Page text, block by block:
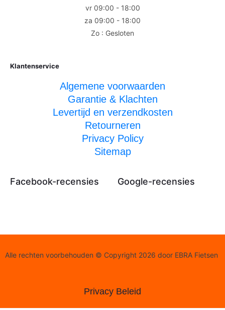
vr 09:00 - 18:00
za 09:00 - 18:00
Zo : Gesloten
Klantenservice
Algemene voorwaarden
Garantie & Klachten
Levertijd en verzendkosten
Retourneren
Privacy Policy
Sitemap
Facebook-recensies Google-recensies
Alle rechten voorbehouden © Copyright 2026 door EBRA Fietsen
Privacy Beleid